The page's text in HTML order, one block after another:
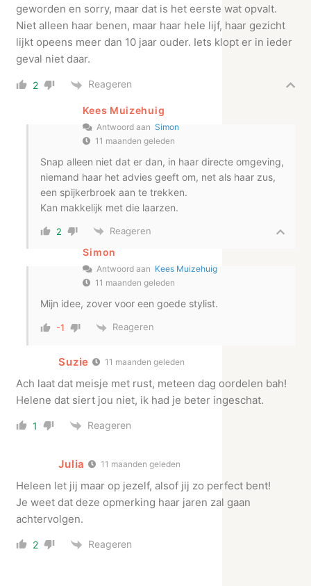
geworden en sorry, maar dat is het eerste wat opvalt.
Niet alleen haar benen, maar haar hele lijf, haar gezicht
lijkt opeens meer dan 10 jaar ouder. Iets klopt er in ieder
geval niet daar.
2 Reageren
Kees Muizehuig
Antwoord aanSimon
11 maanden geleden
Snap alleen niet dat er dan, in haar directe omgeving,
niemand haar het advies geeft om, net als haar zus,
een spijkerbroek aan te trekken.
Kan makkelijk met die laarzen.
2 Reageren
Simon
Antwoord aan Kees Muizehuig
11 maanden geleden
Mijn idee, zover voor een goede stylist.
-1 Reageren
Suzie 11 maanden geleden
Ach laat dat meisje met rust, meteen dag oordelen bah!
Helene dat siert jou niet, ik had je beter ingeschat.
1 Reageren
Julia 11 maanden geleden
Heleen let jij maar op jezelf, alsof jij zo perfect bent!
Je weet dat deze opmerking haar jaren zal gaan
achtervolgen.
2 Reageren